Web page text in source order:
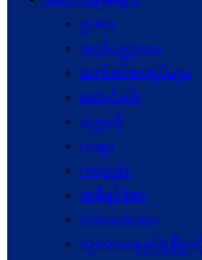
ဥပဒေ
အသိပညာပေး
ဆက်စပ်စာအုပ်များ
ဆောင်းပါး
ဝတ္ထုတို
ကဗျာ
ကာတွန်း
အစီရင်ခံစာ
E-Newsletters
သုတေသနနှင့်ဖွံ့ဖြိုး